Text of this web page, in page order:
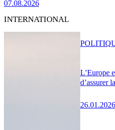
07.08.2026
INTERNATIONAL
L’Europe
d’assurer
26.01.2026